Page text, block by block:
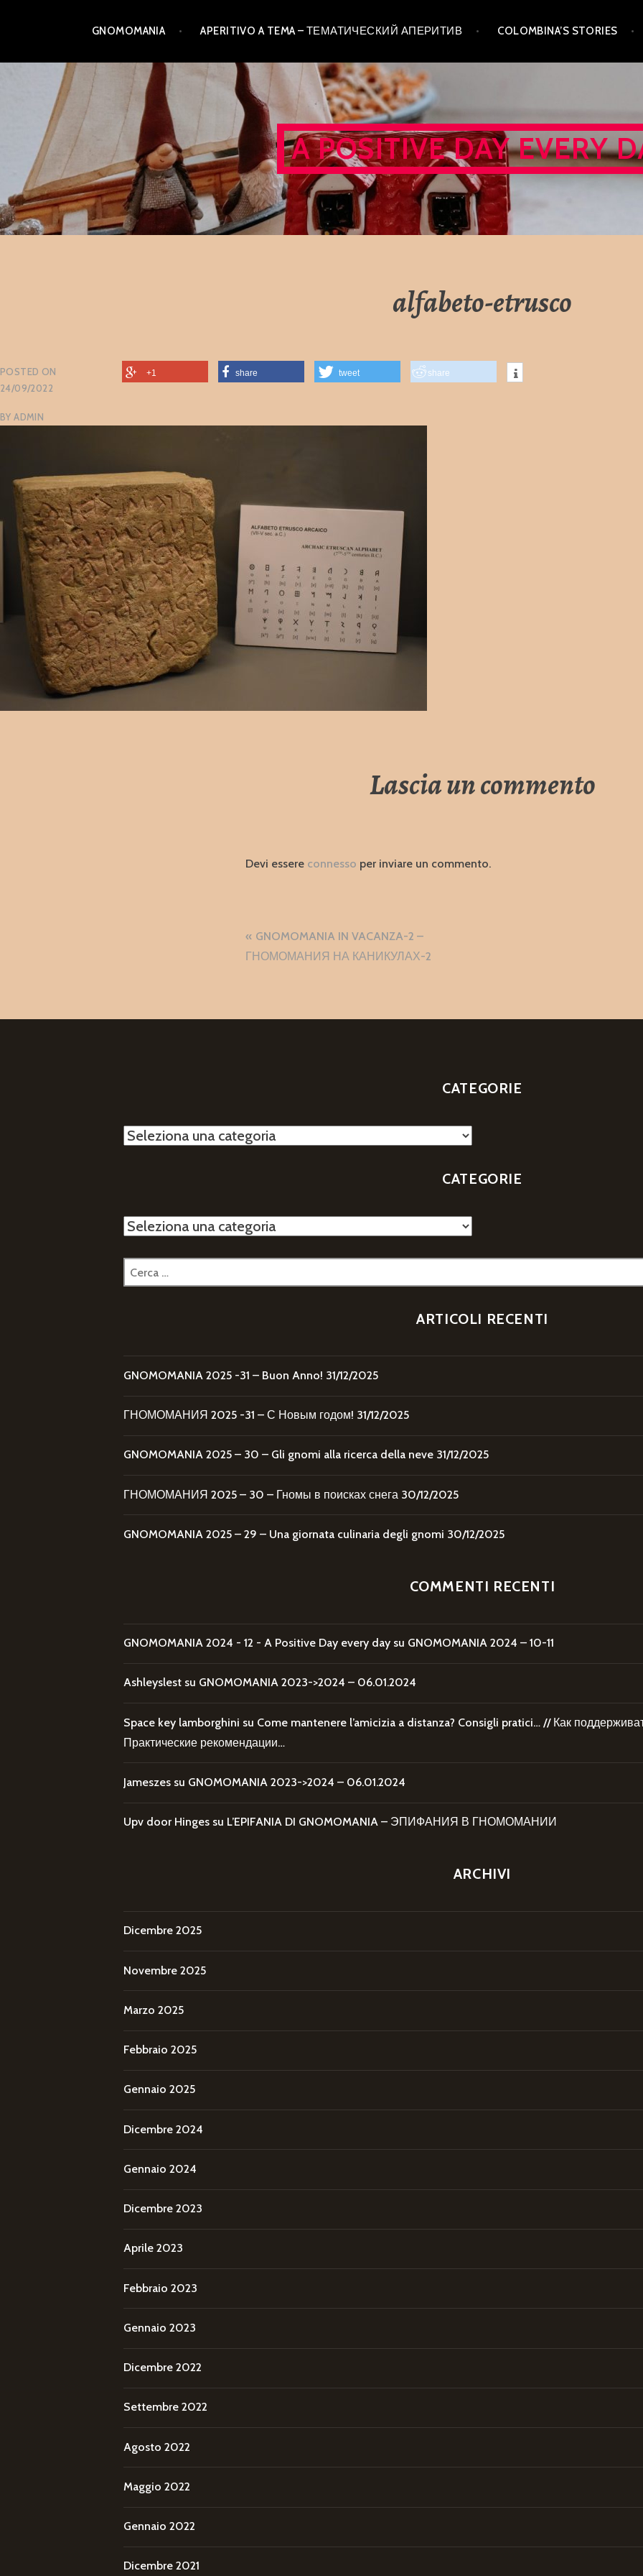
content
GNOMOMANIA APERITIVO A TEMA – ТЕМАТИЧЕСКИЙ АПЕРИТИВ COLOMBINA’S STORIES
A POSITIVE DAY EVERY
alfabeto-etrusco
POSTED ON
24/09/2022
BYADMIN
+1 share tweet share
Lascia un commento
Devi essere connesso per inviare un commento.
Navigazione
articoli
GNOMOMANIA IN VACANZA-2 –
ГНОМОМАНИЯ НА КАНИКУЛАХ-2
CATEGORIE
Categorie
CATEGORIE
Categorie
Ricerca
per:
ARTICOLI RECENTI
GNOMOMANIA 2025 -31 – Buon Anno! 31/12/2025
ГНОМОМАНИЯ 2025 -31 – С Новым годом! 31/12/2025
GNOMOMANIA 2025 – 30 – Gli gnomi alla ricerca della neve 31/12/2025
ГНОМОМАНИЯ 2025 – 30 – Гномы в поисках снега 30/12/2025
GNOMOMANIA 2025 – 29 – Una giornata culinaria degli gnomi 30/12/2025
COMMENTI RECENTI
GNOMOMANIA 2024 - 12 - A Positive Day every day su GNOMOMANIA 2024 – 10-11
Ashleyslest su GNOMOMANIA 2023->2024 – 06.01.2024
Space key lamborghini su Come mantenere l’amicizia a distanza? Consigli pratici… // Как
Практические рекомендации…
Jameszes su GNOMOMANIA 2023->2024 – 06.01.2024
Upv door Hinges su L’EPIFANIA DI GNOMOMANIA – ЭПИФАНИЯ В ГНОМОМАНИИ
ARCHIVI
Dicembre 2025
Novembre 2025
Marzo 2025
Febbraio 2025
Gennaio 2025
Dicembre 2024
Gennaio 2024
Dicembre 2023
Aprile 2023
Febbraio 2023
Gennaio 2023
Dicembre 2022
Settembre 2022
Agosto 2022
Maggio 2022
Gennaio 2022
Dicembre 2021